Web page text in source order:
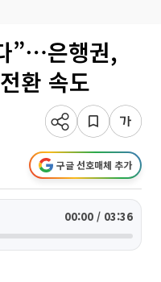
”⋯은행권,
환 속도
구글 선호매체 추가
00:00 / 03:36